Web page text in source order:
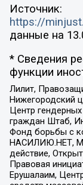
Источник:
https://
данные на
* Сведения
функции
Лилит,
Нижегородский
Центр
граждан Штаб,
Фонд борьбы с
НАСИЛИЮ.НЕТ,
действие,
Правовая
Ерушалаим,